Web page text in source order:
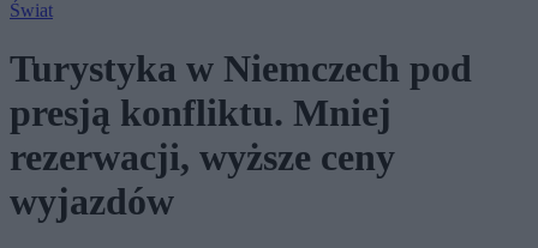
Świat
Turystyka w Niemczech pod
presją konfliktu. Mniej
rezerwacji, wyższe ceny
wyjazdów